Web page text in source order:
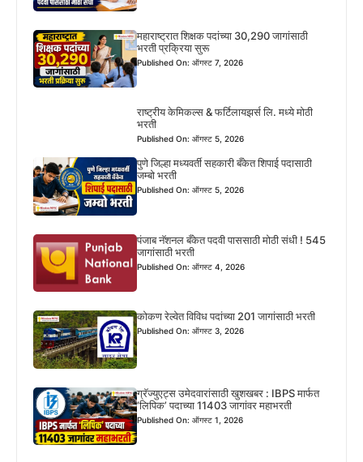
महाराष्ट्रात शिक्षक पदांच्या 30,290 जागांसाठी
भरती प्रक्रिया सुरू
Published On: ऑगस्ट 7, 2026
राष्ट्रीय केमिकल्स & फर्टिलायझर्स लि. मध्ये मोठी
भरती
Published On: ऑगस्ट 5, 2026
पुणे जिल्हा मध्यवर्ती सहकारी बँकेत शिपाई पदासाठी
जम्बो भरती
Published On: ऑगस्ट 5, 2026
पंजाब नॅशनल बँकेत पदवी पाससाठी मोठी संधी ! 545
जागांसाठी भरती
Published On: ऑगस्ट 4, 2026
कोकण रेल्वेत विविध पदांच्या 201 जागांसाठी भरती
Published On: ऑगस्ट 3, 2026
ग्रॅज्युएट्स उमेदवारांसाठी खुशखबर : IBPS मार्फत
‘लिपिक’ पदाच्या 11403 जागांवर महाभरती
Published On: ऑगस्ट 1, 2026